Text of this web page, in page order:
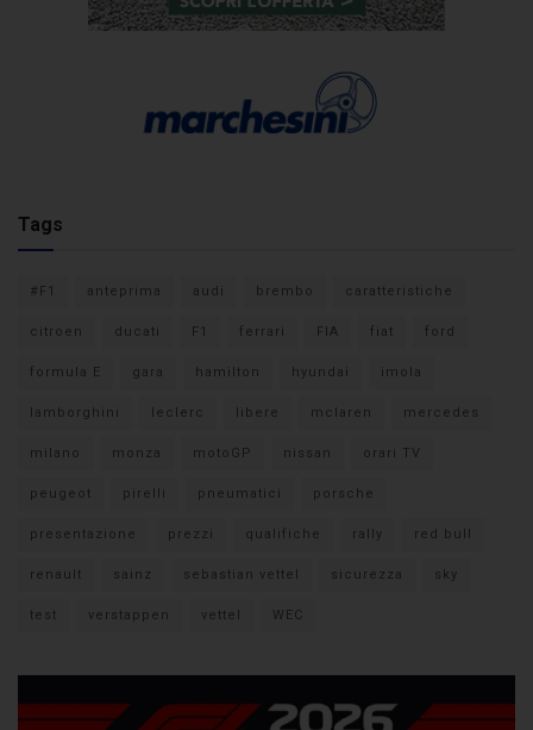
Tags
#F1 anteprima audi brembo caratteristiche
citroen ducati F1 ferrari FIA fiat ford
formula E gara hamilton hyundai imola
lamborghini leclerc libere mclaren mercedes
milano monza motoGP nissan orari TV
peugeot pirelli pneumatici porsche
presentazione prezzi qualifiche rally red bull
renault sainz sebastian vettel sicurezza sky
test verstappen vettel WEC